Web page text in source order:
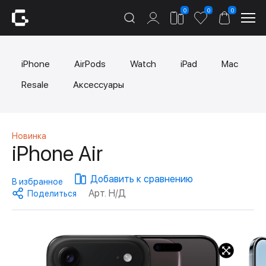
0 0 0
iPhone AirPods Watch iPad
Mac
Resale
Аксессуары
Новинка
iPhone Air
В избранное Добавить к сравнению
Поделиться Арт. Н/Д